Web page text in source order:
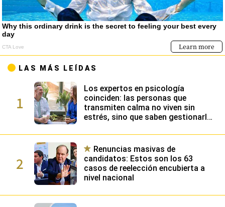
LAS MÁS LEÍDAS
1
Los expertos en psicología
coinciden: las personas que
transmiten calma no viven sin
estrés, sino que saben gestionarlo
emocional
2
Renuncias masivas de
candidatos: Estos son los 63
casos de reelección encubierta a
nivel nacional